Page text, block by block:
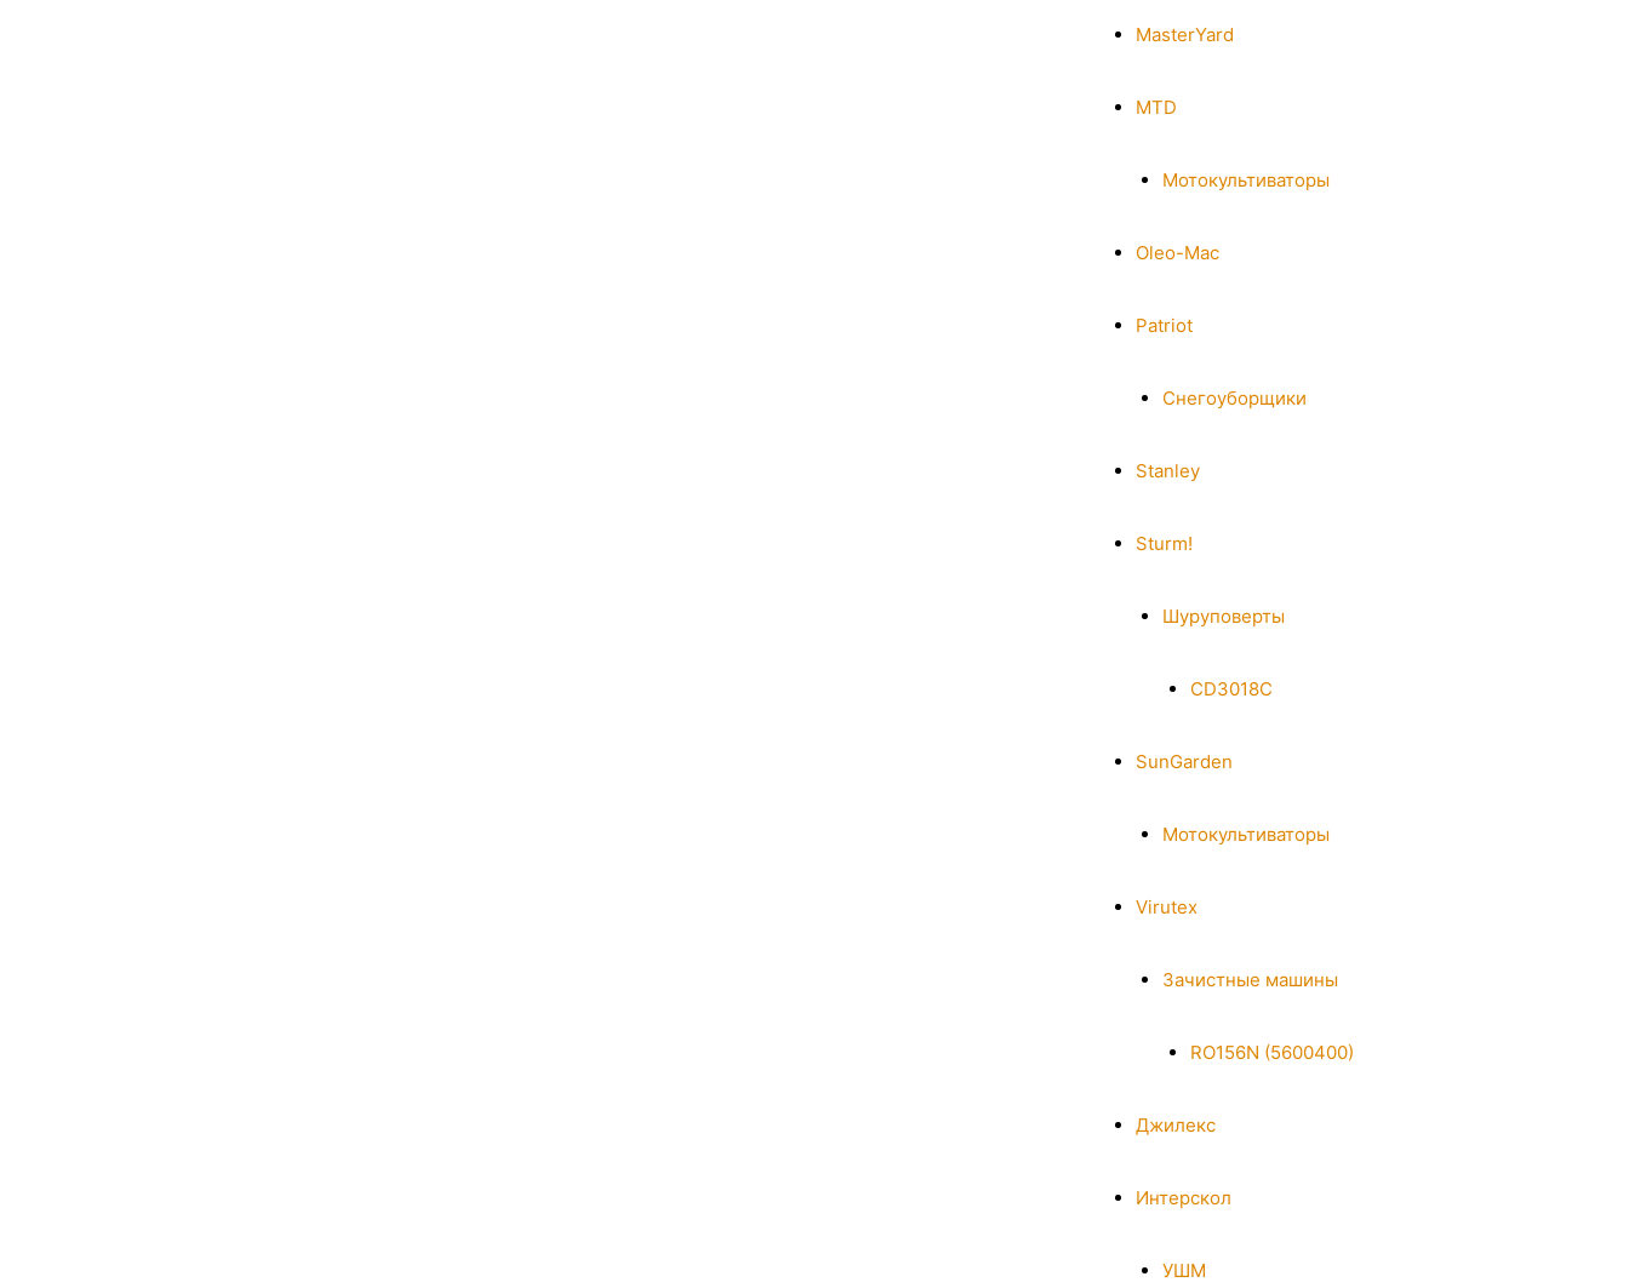
MasterYard
MTD
Мотокультиваторы
Oleo-Mac
Patriot
Снегоуборщики
Stanley
Sturm!
Шуруповерты
CD3018C
SunGarden
Мотокультиваторы
Virutex
Зачистные машины
RO156N (5600400)
Джилекс
Интерскол
УШМ